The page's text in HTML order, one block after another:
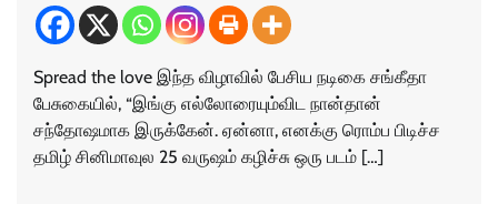
Spread the love இந்த விழாவில் பேசிய நடிகை சங்கீதா
பேசுகையில், “இங்கு எல்லோரையும்விட நான்தான்
சந்தோஷமாக இருக்கேன். ஏன்னா, எனக்கு ரொம்ப பிடிச்ச
தமிழ் சினிமாவுல 25 வருஷம் கழிச்சு ஒரு படம் […]